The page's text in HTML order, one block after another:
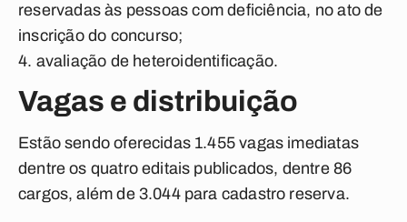
reservadas às pessoas com deficiência, no ato de
inscrição do concurso;
avaliação de heteroidentificação.
Vagas e distribuição
Estão sendo oferecidas 1.455 vagas imediatas
dentre os quatro editais publicados, dentre 86
cargos, além de 3.044 para cadastro reserva.